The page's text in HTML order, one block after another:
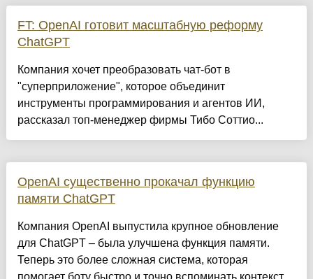
FT: OpenAI готовит масштабную реформу
ChatGPT
Компания хочет преобразовать чат-бот в
"суперприложение", которое объединит
инструменты программирования и агентов ИИ,
рассказал топ-менеджер фирмы Тибо Соттио...
OpenAI существенно прокачал функцию
памяти ChatGPT
Компания OpenAI выпустила крупное обновление
для ChatGPT – была улучшена функция памяти.
Теперь это более сложная система, которая
помогает боту быстро и точно вспоминать контекст